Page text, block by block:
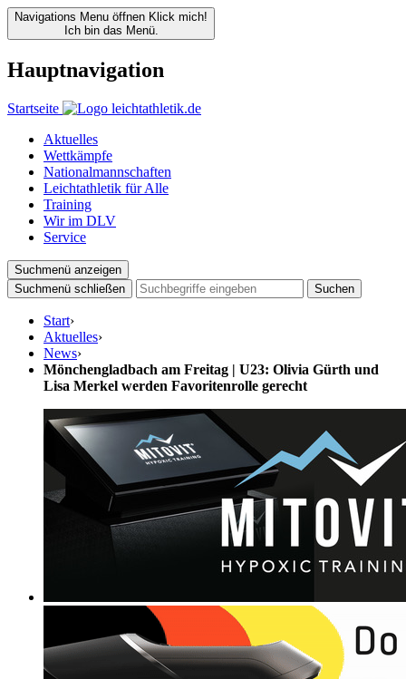
Navigations Menu öffnen Klick mich!
Ich bin das Menü.
Hauptnavigation
Startseite
Aktuelles
Wettkämpfe
Nationalmannschaften
Leichtathletik für Alle
Training
Wir im DLV
Service
Suchmenü anzeigen
Suchmenü schließen
Suchen
Start›
Aktuelles›
News›
Mönchengladbach am Freitag | U23: Olivia Gürth und
Lisa Merkel werden Favoritenrolle gerecht